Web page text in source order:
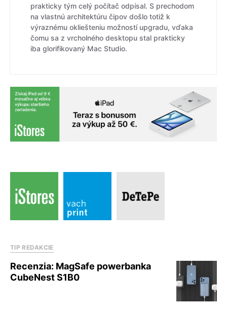
prakticky tým celý počítač odpísal. S prechodom
na vlastnú architektúru čipov došlo totiž k
výraznému okliešteniu možností upgradu, vďaka
čomu sa z vrcholného desktopu stal prakticky
iba glorifikovaný Mac Studio.
TIP REDAKCIE
Recenzia: MagSafe powerbanka
CubeNest S1B0